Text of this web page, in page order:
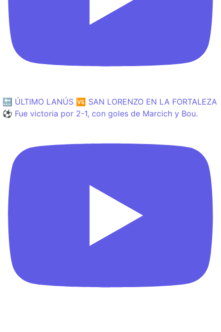
🔙 ÚLTIMO LANÚS 🆚 SAN LORENZO EN LA FORTALEZA
⚽️ Fue victoria por 2-1, con goles de Marcich y Bou.